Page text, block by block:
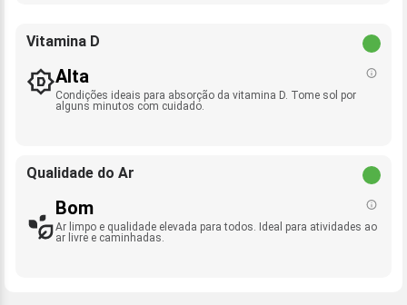
Vitamina D
Alta
Condições ideais para absorção da vitamina D. Tome sol por
alguns minutos com cuidado.
Qualidade do Ar
Bom
Ar limpo e qualidade elevada para todos. Ideal para atividades ao
ar livre e caminhadas.